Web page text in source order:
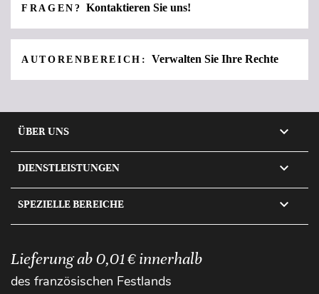
FRAGEN?Kontaktieren Sie uns!
AUTORENBEREICH: Verwalten Sie Ihre Rechte
ÜBER UNS 
DIENSTLEISTUNGEN 
SPEZIELLE BEREICHE 
Lieferung ab 0,01 € innerhalb
des französischen Festlands